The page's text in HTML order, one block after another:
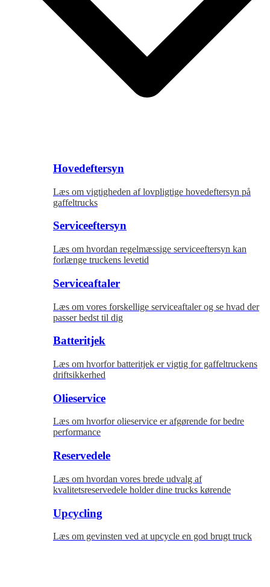
Hovedeftersyn
Læs om vigtigheden af lovpligtige hovedeftersyn på
gaffeltrucks
Serviceeftersyn
Læs om hvordan regelmæssige serviceeftersyn kan
forlænge truckens levetid
Serviceaftaler
Læs om vores forskellige serviceaftaler og se hvad der
passer bedst til dig
Batteritjek
Læs om hvorfor batteritjek er vigtig for gaffeltruckens
driftsikkerhed
Olieservice
Læs om hvorfor olieservice er afgørende for bedre
performance
Reservedele
Læs om hvordan vores brede udvalg af
kvalitetsreservedele holder dine trucks kørende
Upcycling
Læs om gevinsten ved at upcycle en god brugt truck